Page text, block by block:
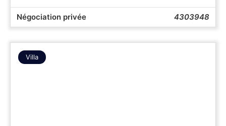
Négociation privée 4303948
Villa